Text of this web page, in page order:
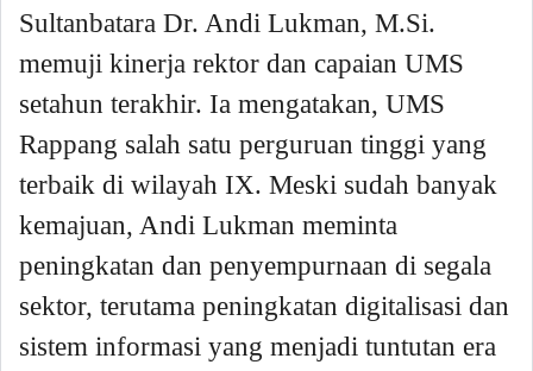
Sultanbatara Dr. Andi Lukman, M.Si.
memuji kinerja rektor dan capaian UMS
setahun terakhir. Ia mengatakan, UMS
Rappang salah satu perguruan tinggi yang
terbaik di wilayah IX. Meski sudah banyak
kemajuan, Andi Lukman meminta
peningkatan dan penyempurnaan di segala
sektor, terutama peningkatan digitalisasi dan
sistem informasi yang menjadi tuntutan era